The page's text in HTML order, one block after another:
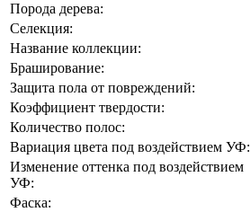
Порода дерева:
Селекция:
Название коллекции:
Браширование:
Защита пола от повреждений:
Коэффициент твердости:
Количество полос:
Вариация цвета под воздействием УФ:
Изменение оттенка под воздействием
УФ:
Фаска: